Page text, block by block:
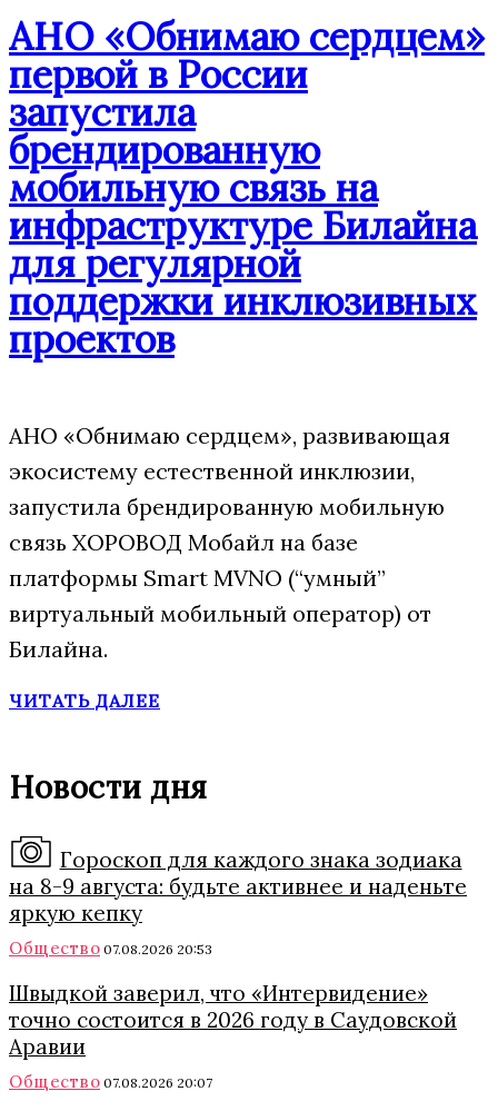
АНО «Обнимаю сердцем»
первой в России
запустила
брендированную
мобильную связь на
инфраструктуре Билайна
для регулярной
поддержки инклюзивных
проектов
АНО «Обнимаю сердцем», развивающая
экосистему естественной инклюзии,
запустила брендированную мобильную
связь ХОРОВОД Мобайл на базе
платформы Smart MVNO (“умный”
виртуальный мобильный оператор) от
Билайна.
ЧИТАТЬ ДАЛЕЕ
Новости дня
Гороскоп для каждого знака зодиака
на 8-9 августа: будьте активнее и наденьте
яркую кепку
Общество 07.08.2026 20:53
Швыдкой заверил, что «Интервидение»
точно состоится в 2026 году в Саудовской
Аравии
Общество 07.08.2026 20:07